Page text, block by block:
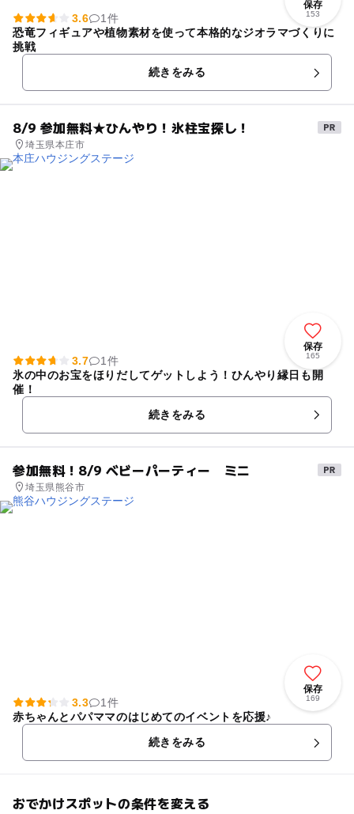
保存
153
3.6
1件
恐竜フィギュアや植物素材を使って本格的なジオラマづくりに
挑戦
続きをみる
8/9 参加無料★ひんやり！氷柱宝探し！
埼玉県本庄市
保存
165
3.7
1件
氷の中のお宝をほりだしてゲットしよう！ひんやり縁日も開
催！
続きをみる
参加無料！8/9 ベビーパーティー ミニ
埼玉県熊谷市
保存
169
3.3
1件
赤ちゃんとパパママのはじめてのイベントを応援♪
続きをみる
おでかけスポットの条件を変える